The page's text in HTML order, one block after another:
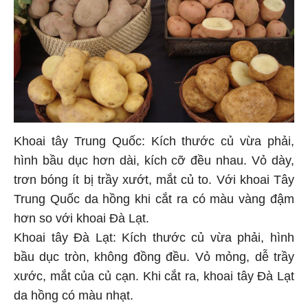
Khoai tây Trung Quốc: Kích thước củ vừa phải,
hình bầu dục hơn dài, kích cỡ đều nhau. Vỏ dày,
trơn bóng ít bị trầy xướt, mắt củ to. Với khoai Tây
Trung Quốc da hồng khi cắt ra có màu vàng đậm
hơn so với khoai Đà Lạt.
Khoai tây Đà Lạt: Kích thước củ vừa phải, hình
bầu dục tròn, không đồng đều. Vỏ mỏng, dễ trầy
xước, mắt của củ cạn. Khi cắt ra, khoai tây Đà Lạt
da hồng có màu nhạt.